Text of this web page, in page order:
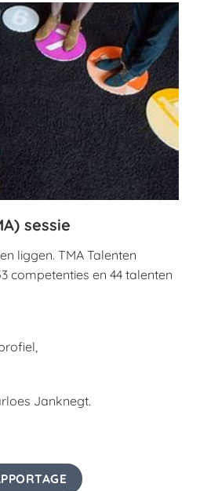
sessie
liggen. TMA Talenten
competenties en 44 talenten
Janknegt.